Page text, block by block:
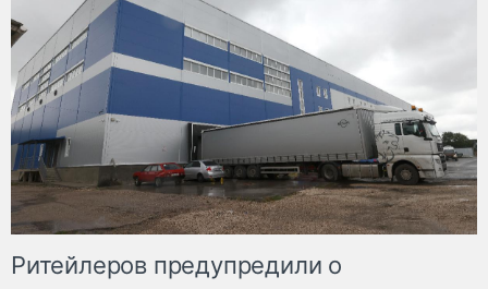
Ритейлеров предупредили о